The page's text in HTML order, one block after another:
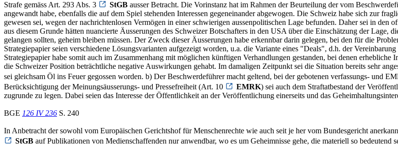
Strafe gemäss Art. 293 Abs. 3
StGB ausser Betracht. Die Vorinstanz hat im Rahmen der Beurteilung der vom
angewandt habe, ebenfalls die auf dem Spiel stehenden Interessen gegeneinander abgewogen. Die Schweiz habe sich zur
gewesen sei, wegen der nachrichtenlosen Vermögen in einer schwierigen aussenpolitischen Lage befunden. Daher sei in
aus diesem Grunde hätten nuancierte Äusserungen des Schweizer Botschafters in den USA über die Einschätzung der Lage,
gelangen sollten, geheim bleiben müssen. Der Zweck dieser Äusserungen habe erkennbar darin gelegen, bei den für die
Strategiepapier seien verschiedene Lösungsvarianten aufgezeigt worden, u.a. die Variante eines "Deals", d.h. der
Strategiepapier habe somit auch im Zusammenhang mit möglichen künftigen Verhandlungen gestanden, bei denen
die Schweizer Position beträchtliche negative Auswirkungen gehabt. Im damaligen Zeitpunkt sei die Situation bereits sehr
sei gleichsam Öl ins Feuer gegossen worden. b) Der Beschwerdeführer macht geltend, bei der gebotenen verfassungs- und
Berücksichtigung der Meinungsäusserungs- und Pressefreiheit (Art. 10
EMRK) sei auch dem Straftatbestand der
zugrunde zu legen. Dabei seien das Interesse der Öffentlichkeit an der Veröffentlichung einerseits und das
BGE 126 IV 236 S. 240
In Anbetracht der sowohl vom Europäischen Gerichtshof für Menschenrechte wie auch seit je her vom Bundesgericht
StGB auf Publikationen von Medienschaffenden nur anwendbar, wo es um Geheimnisse gehe, die materiell so